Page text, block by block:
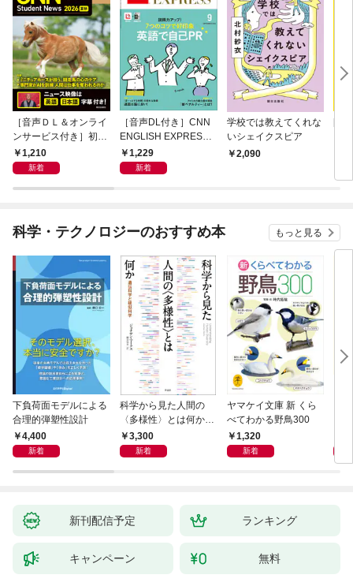
［音声ＤＬ＆オンライ
ンサービス付き］初級
者からのニュース・リ
スニング CNN Student
1,210
新着
［音声DL付き］CNN
ENGLISH EXPRESS 2
026年9月号
1,229
新着
学校では教えてくれな
いシェイクスピア
2,090
科学・テクノロジーのおすすめ本 もっと見る
下負荷面モデルによる
合理的弾塑性設計
4,400
新着
科学から見た人間の
〈多様性〉とは何か―
―遺伝科学と疑似科学
3,300
新着
ヤマケイ文庫 新 くら
べてわかる野鳥300
1,320
新着
新刊配信予定 ランキング
キャンペーン 無料